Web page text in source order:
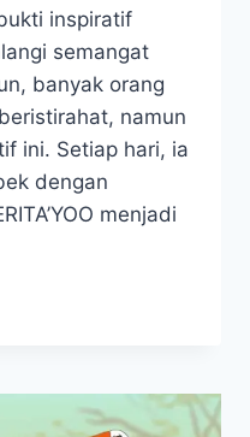
inspiratif
semangat
banyak orang
namun
ini. Setiap hari, ia
dengan
menjadi